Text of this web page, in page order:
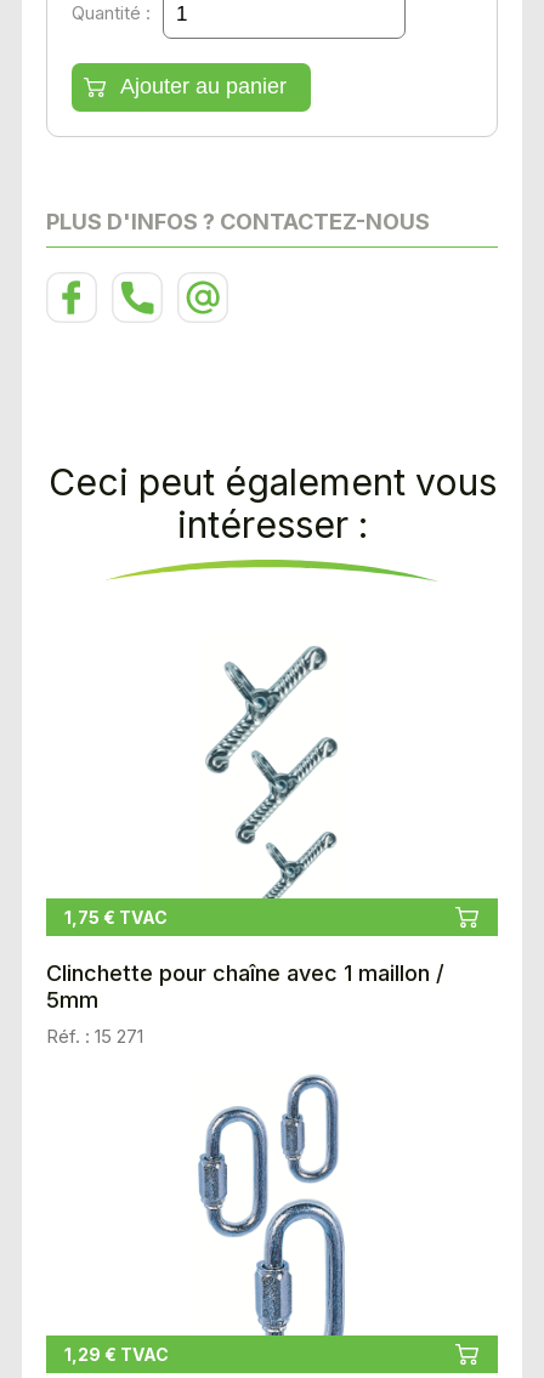
Quantité :
PLUS D'INFOS ? CONTACTEZ-NOUS
Ceci peut également vous
intéresser :
1,75 € TVAC
Clinchette pour chaîne avec 1 maillon /
5mm
Réf. : 15 271
1,29 € TVAC